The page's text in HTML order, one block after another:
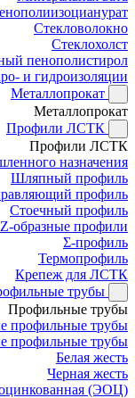
Стекловолокно
Стеклохолст
пенополистирол
и гидроизоляции
Металлопрокат
Металлопрокат
Профили ЛСТК
Профили ЛСТК
назначения
Шляпный профиль
профиль
Стоечный профиль
Z-образные профили
Σ-профиль
Термопрофиль
Крепеж для ЛСТК
трубы
Профильные трубы
профильные трубы
профильные трубы
Белая жесть
Черная жесть
(ЭОЦ)